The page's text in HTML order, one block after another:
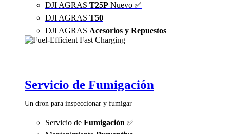
DJI AGRAS T25P Nuevo ✅
DJI AGRAS T50
DJI AGRAS Acesorios y Repuestos
Servicio de Fumigación
Un dron para inspeccionar y fumigar
Servicio de Fumigación ✅